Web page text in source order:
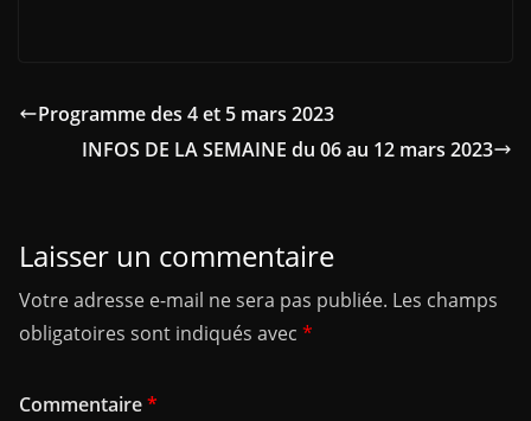
Programme des 4 et 5 mars 2023
INFOS DE LA SEMAINE du 06 au 12 mars 2023
Laisser un commentaire
Votre adresse e-mail ne sera pas publiée. Les champs
obligatoires sont indiqués avec *
Commentaire*